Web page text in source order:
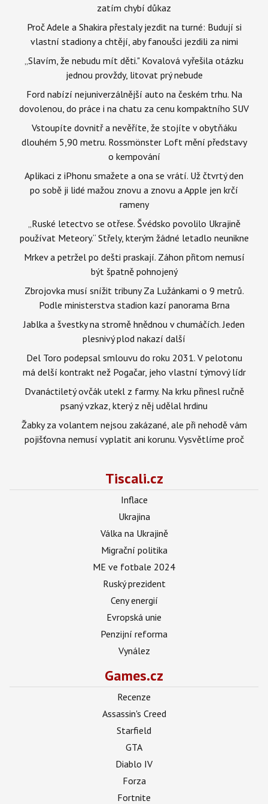
zatím chybí důkaz
Proč Adele a Shakira přestaly jezdit na turné: Budují si
vlastní stadiony a chtějí, aby fanoušci jezdili za nimi
„Slavím, že nebudu mít děti." Kovalová vyřešila otázku
jednou provždy, litovat prý nebude
Ford nabízí nejuniverzálnější auto na českém trhu. Na
dovolenou, do práce i na chatu za cenu kompaktního SUV
Vstoupíte dovnitř a nevěříte, že stojíte v obytňáku
dlouhém 5,90 metru. Rossmönster Loft mění představy
o kempování
Aplikaci z iPhonu smažete a ona se vrátí. Už čtvrtý den
po sobě ji lidé mažou znovu a znovu a Apple jen krčí
rameny
„Ruské letectvo se otřese. Švédsko povolilo Ukrajině
používat Meteory.“ Střely, kterým žádné letadlo neunikne
Mrkev a petržel po dešti praskají. Záhon přitom nemusí
být špatně pohnojený
Zbrojovka musí snížit tribuny Za Lužánkami o 9 metrů.
Podle ministerstva stadion kazí panorama Brna
Jablka a švestky na stromě hnědnou v chumáčích. Jeden
plesnivý plod nakazí další
Del Toro podepsal smlouvu do roku 2031. V pelotonu
má delší kontrakt než Pogačar, jeho vlastní týmový lídr
Dvanáctiletý ovčák utekl z farmy. Na krku přinesl ručně
psaný vzkaz, který z něj udělal hrdinu
Žabky za volantem nejsou zakázané, ale při nehodě vám
pojišťovna nemusí vyplatit ani korunu. Vysvětlíme proč
Tiscali.cz
Inflace
Ukrajina
Válka na Ukrajině
Migrační politika
ME ve fotbale 2024
Ruský prezident
Ceny energií
Evropská unie
Penzijní reforma
Vynález
Games.cz
Recenze
Assassin's Creed
Starfield
GTA
Diablo IV
Forza
Fortnite